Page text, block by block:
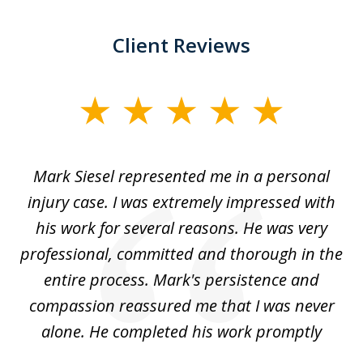
Client Reviews
Mark Siesel represented me in a personal
injury case. I was extremely impressed with
his work for several reasons. He was very
professional, committed and thorough in the
entire process. Mark's persistence and
compassion reassured me that I was never
alone. He completed his work promptly